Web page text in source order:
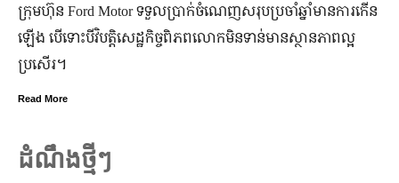
មហាជន​ពិតជា​ស្គាល់​សេដ្ឋី​នី ម៉ៅ ចំណាន បាន​យ៉ាង​ច្បាស់​ទាំង​
កិត្តិយស កេរ្តិ៍ឈ្មោះ និង​ស្នាដៃ​ក្នុង​សង្គម។ សេដ្ឋី​នី​រូប​នេះ​ជា​មនុស្ស​
មិន​ប្រកាន់​ខ្លួន តែងតែ​ឱនលំទោន​ដាក់​អ្នក​ដទៃ​មុន​ជានិច្ច
Read More
ដំណឹងថ្មីៗ